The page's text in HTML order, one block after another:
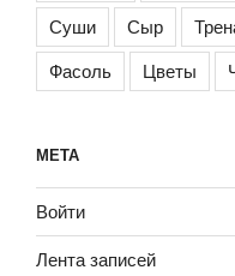
Суши
Сыр
Фасоль
Цветы
МЕТА
Войти
Лента записей